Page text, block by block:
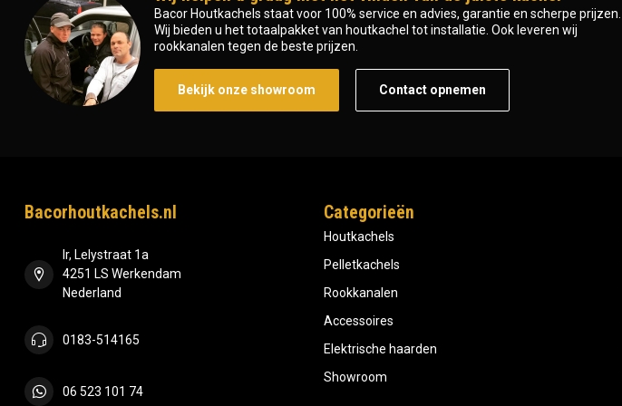
Bacor Houtkachels staat voor 100% service en advies, garantie en scherpe prijzen.
Wij bieden u het totaalpakket van houtkachel tot installatie. Ook leveren wij
rookkanalen tegen de beste prijzen.
Bekijk onze showroom Contact opnemen
Bacorhoutkachels.nl
Ir, Lelystraat 1a
4251 LS Werkendam
Nederland
0183-514165
06 523 101 74
Categorieën
Houtkachels
Pelletkachels
Rookkanalen
Accessoires
Elektrische haarden
Showroom